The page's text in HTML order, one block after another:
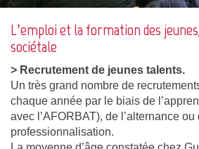
L’emploi et la formation des
sociétale
> Recrutement de jeunes talents.
Un très grand nombre de
chaque année par le biais de
avec l’AFORBAT), de l’alternance
professionnalisation.